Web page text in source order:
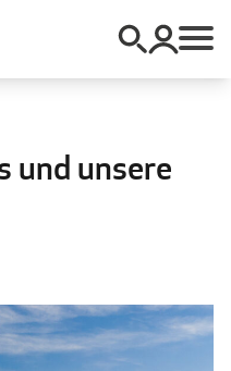
und unsere